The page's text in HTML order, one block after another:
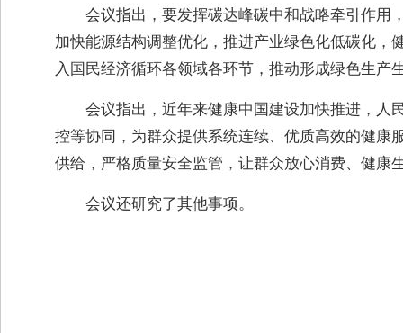
会议指出，要发挥碳达峰碳中和战略牵引作用
加快能源结构调整优化，推进产业绿色化低碳化，
入国民经济循环各领域各环节，推动形成绿色生产
会议指出，近年来健康中国建设加快推进，人
控等协同，为群众提供系统连续、优质高效的健康
供给，严格质量安全监管，让群众放心消费、健康
会议还研究了其他事项。